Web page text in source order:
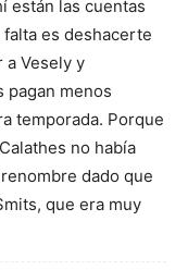
están las cuentas
es deshacerte
a Vesely y
pagan menos
temporada. Porque
no había
dado que
que era muy